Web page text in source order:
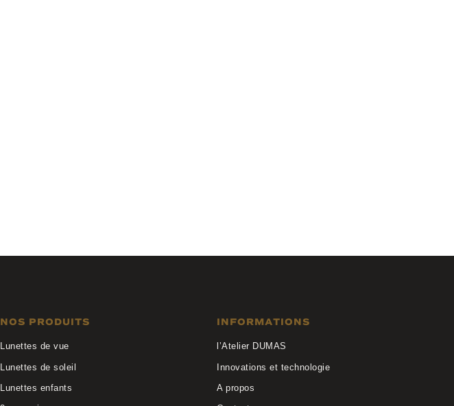
NOS PRODUITS
Lunettes de vue
Lunettes de soleil
Lunettes enfants
INFORMATIONS
l’Atelier DUMAS
Innovations et technologie
A propos